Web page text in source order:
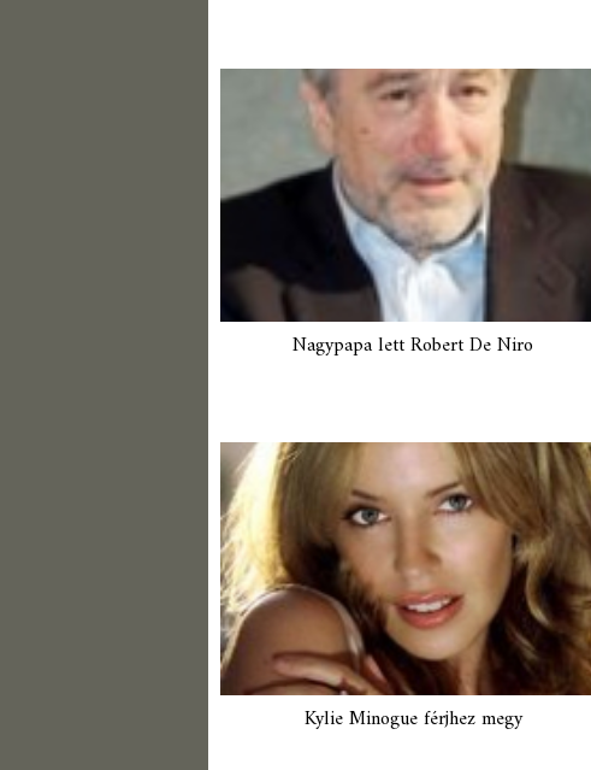
Nagypapa lett Robert De Niro
Kylie Minogue férjhez megy